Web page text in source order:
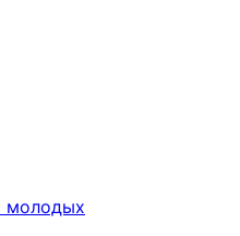
молодых